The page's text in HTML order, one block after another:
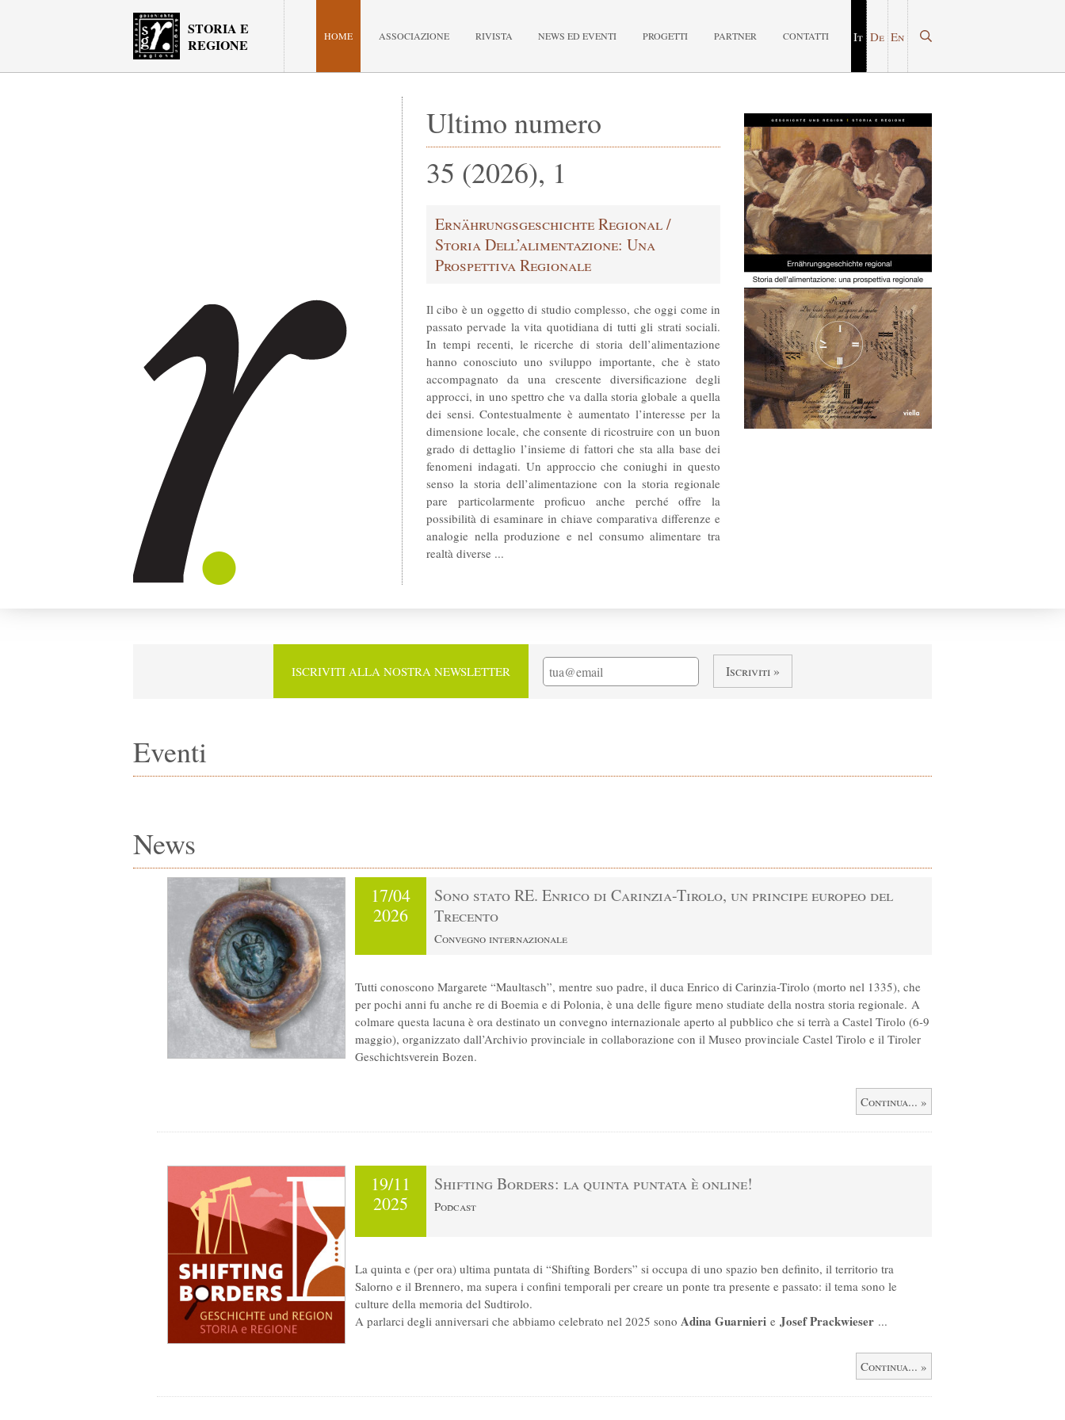
STORIA E
REGIONE
HOME ASSOCIAZIONE RIVISTA NEWS ED EVENTI PROGETTI PARTNER CONTATTI It De En
Ultimo numero
35 (2026), 1
Ernährungsgeschichte Regional /
Storia Dell’alimentazione: Una
Prospettiva Regionale
Il cibo è un oggetto di studio complesso, che oggi come in
passato pervade la vita quotidiana di tutti gli strati sociali.
In tempi recenti, le ricerche di storia dell’alimentazione
hanno conosciuto uno sviluppo importante, che è stato
accompagnato da una crescente diversificazione degli
approcci, in uno spettro che va dalla storia globale a quella
dei sensi. Contestualmente è aumentato l’interesse per la
dimensione locale, che consente di ricostruire con un buon
grado di dettaglio l’insieme di fattori che sta alla base dei
fenomeni indagati. Un approccio che coniughi in questo
senso la storia dell’alimentazione con la storia regionale
pare particolarmente proficuo anche perché offre la
possibilità di esaminare in chiave comparativa differenze e
analogie nella produzione e nel consumo alimentare tra
realtà diverse ...
ISCRIVITI ALLA NOSTRA NEWSLETTER
Eventi
News
17/04
2026
Sono stato RE. Enrico di Carinzia-Tirolo, un principe europeo del
Trecento
Convegno internazionale
Tutti conoscono Margarete “Maultasch”, mentre suo padre, il duca Enrico di Carinzia-Tirolo (morto nel 1335), che
per pochi anni fu anche re di Boemia e di Polonia, è una delle figure meno studiate della nostra storia regionale. A
colmare questa lacuna è ora destinato un convegno internazionale aperto al pubblico che si terrà a Castel Tirolo (6-9
maggio), organizzato dall’Archivio provinciale in collaborazione con il Museo provinciale Castel Tirolo e il Tiroler
Geschichtsverein Bozen.
Continua... »
19/11
2025
Shifting Borders: la quinta puntata è online!
Podcast
La quinta e (per ora) ultima puntata di “Shifting Borders” si occupa di uno spazio ben definito, il territorio tra
Salorno e il Brennero, ma supera i confini temporali per creare un ponte tra presente e passato: il tema sono le
culture della memoria del Sudtirolo.
A parlarci degli anniversari che abbiamo celebrato nel 2025 sono Adina Guarnieri e Josef Prackwieser ...
Continua... »